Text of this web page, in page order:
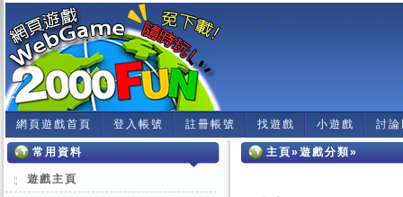
網頁遊戲首頁 登入帳號 註冊帳號 找遊戲 小遊戲 討
常用資料
遊戲主頁
主頁»遊戲分類»